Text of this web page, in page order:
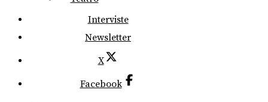
Interviste
Newsletter
X
Facebook